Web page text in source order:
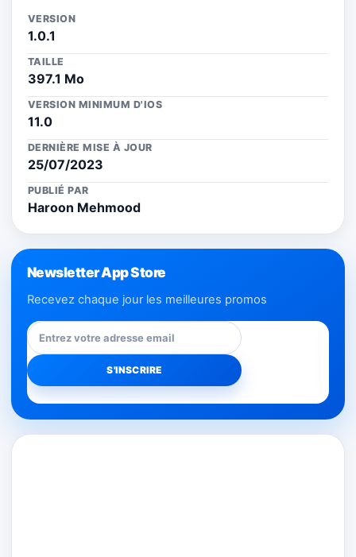
VERSION
1.0.1
TAILLE
397.1 Mo
VERSION MINIMUM D'IOS
11.0
DERNIÈRE MISE À JOUR
25/07/2023
PUBLIÉ PAR
Haroon Mehmood
Newsletter App Store
Recevez chaque jour les meilleures promos